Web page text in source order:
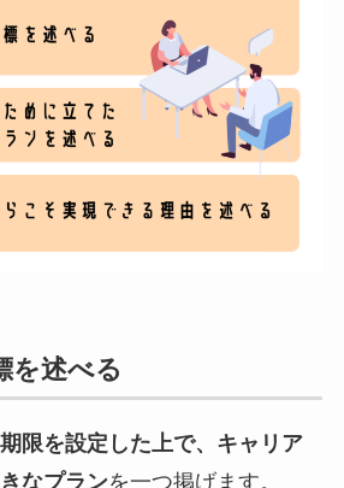
を述べる
限を設定した上で、キャリア
なプランを一つ掲げます。